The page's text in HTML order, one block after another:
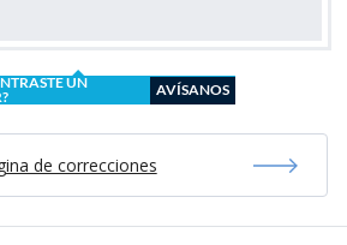
UN
AVÍSANOS
de correcciones